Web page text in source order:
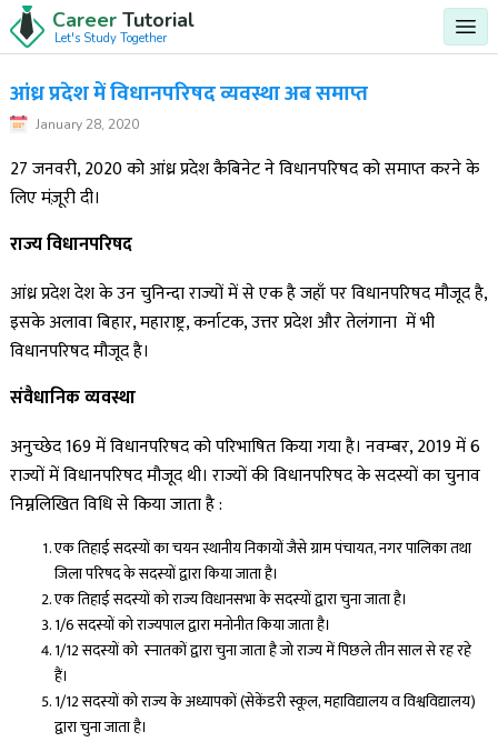
Career Tutorial
Let's Study Together
आंध्र प्रदेश में विधानपरिषद व्यवस्था अब समाप्त
January 28, 2020
27 जनवरी, 2020 को आंध्र प्रदेश कैबिनेट ने विधानपरिषद को समाप्त करने के
लिए मंज़ूरी दी।
राज्य विधानपरिषद
आंध्र प्रदेश देश के उन चुनिन्दा राज्यों में से एक है जहाँ पर विधानपरिषद मौजूद है,
इसके अलावा बिहार, महाराष्ट्र, कर्नाटक, उत्तर प्रदेश और तेलंगाना में भी
विधानपरिषद मौजूद है।
संवैधानिक व्यवस्था
अनुच्छेद 169 में विधानपरिषद को परिभाषित किया गया है। नवम्बर, 2019 में 6
राज्यों में विधानपरिषद मौजूद थी। राज्यों की विधानपरिषद के सदस्यों का चुनाव
निम्नलिखित विधि से किया जाता है :
एक तिहाई सदस्यों का चयन स्थानीय निकायों जैसे ग्राम पंचायत, नगर पालिका तथा
जिला परिषद के सदस्यों द्वारा किया जाता है।
एक तिहाई सदस्यों को राज्य विधानसभा के सदस्यों द्वारा चुना जाता है।
1/6 सदस्यों को राज्यपाल द्वारा मनोनीत किया जाता है।
1/12 सदस्यों को स्नातकों द्वारा चुना जाता है जो राज्य में पिछले तीन साल से रह रहे
हैं।
1/12 सदस्यों को राज्य के अध्यापकों (सेकेंडरी स्कूल, महाविद्यालय व विश्वविद्यालय)
द्वारा चुना जाता है।